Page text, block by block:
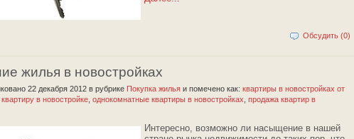
Обсудить (0)
жилья в новостройках
22 декабря 2012 в рубрике Покупка жилья и помечено как: квартиры в новостройках от
квартиру в новостройке однокомнатные квартиры в новостройках продажа квартир в
Интересно, возможно ли насыщение в нашей